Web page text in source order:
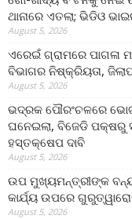
ଥାନାରେ ଏତଲା; ଭିଡିଓ
August 5, 2026
ଏରେଇଁ ଗ୍ରାମରେ
ବିଭାଗର ନିଷ୍କ୍ରିୟତା,
August 5, 2026
ଭଦ୍ରକ ପୌରଂଚଳରେ
ଘନେଇଲା, ବିଜେଡି ପକ୍ଷରୁ
ହସ୍ତକ୍ଷେପ ଦାବି
August 5, 2026
ଉପ ମୁଖ୍ୟମନ୍ତ୍ରୀଙ୍କ
କାର୍ଯ୍ୟ ଉପରେ
August 5, 2026